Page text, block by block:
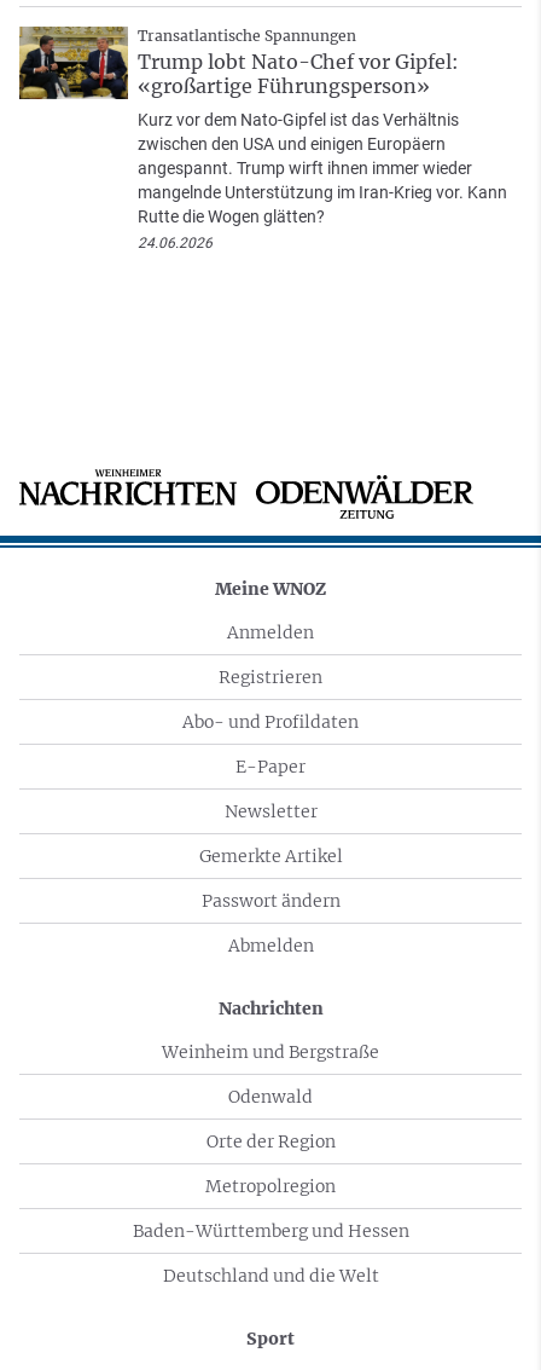
Transatlantische Spannungen
Trump lobt Nato-Chef vor Gipfel:
«großartige Führungsperson»
Kurz vor dem Nato-Gipfel ist das Verhältnis
zwischen den USA und einigen Europäern
angespannt. Trump wirft ihnen immer wieder
mangelnde Unterstützung im Iran-Krieg vor. Kann
Rutte die Wogen glätten?
24.06.2026
Meine WNOZ
Anmelden
Registrieren
Abo- und Profildaten
E-Paper
Newsletter
Gemerkte Artikel
Passwort ändern
Abmelden
Nachrichten
Weinheim und Bergstraße
Odenwald
Orte der Region
Metropolregion
Baden-Württemberg und Hessen
Deutschland und die Welt
Sport